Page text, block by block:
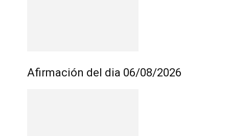
Afirmación del dia 06/08/2026